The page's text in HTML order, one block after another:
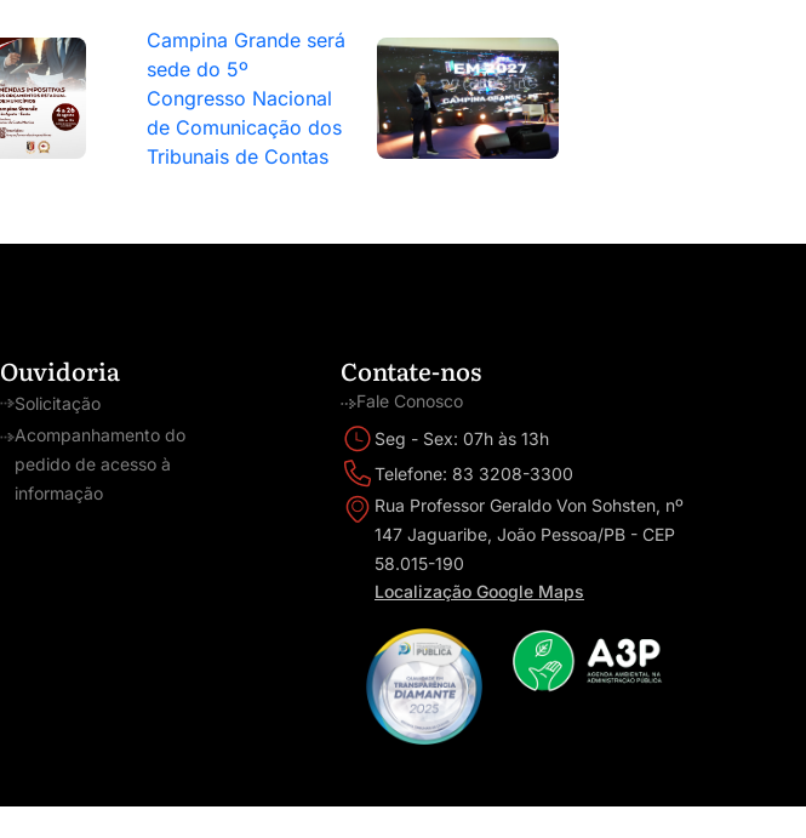
Campina Grande será
sede do 5º
Congresso Nacional
de Comunicação dos
Tribunais de Contas
Ouvidoria
Solicitação
Acompanhamento do
pedido de acesso à
informação
Contate-nos
Fale Conosco
Seg - Sex: 07h às 13h
Telefone: 83 3208-3300
Rua Professor Geraldo Von Sohsten, nº
147 Jaguaribe, João Pessoa/PB - CEP
58.015-190
Localização Google Maps